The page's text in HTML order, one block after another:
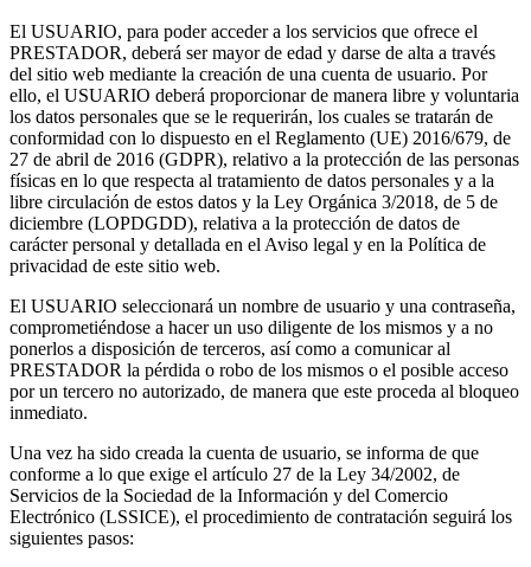
El USUARIO, para poder acceder a los servicios que ofrece el
PRESTADOR, deberá ser mayor de edad y darse de alta a través
del sitio web mediante la creación de una cuenta de usuario. Por
ello, el USUARIO deberá proporcionar de manera libre y voluntaria
los datos personales que se le requerirán, los cuales se tratarán de
conformidad con lo dispuesto en el Reglamento (UE) 2016/679, de
27 de abril de 2016 (GDPR), relativo a la protección de las personas
físicas en lo que respecta al tratamiento de datos personales y a la
libre circulación de estos datos y la Ley Orgánica 3/2018, de 5 de
diciembre (LOPDGDD), relativa a la protección de datos de
carácter personal y detallada en el Aviso legal y en la Política de
privacidad de este sitio web.
El USUARIO seleccionará un nombre de usuario y una contraseña,
comprometiéndose a hacer un uso diligente de los mismos y a no
ponerlos a disposición de terceros, así como a comunicar al
PRESTADOR la pérdida o robo de los mismos o el posible acceso
por un tercero no autorizado, de manera que este proceda al bloqueo
inmediato.
Una vez ha sido creada la cuenta de usuario, se informa de que
conforme a lo que exige el artículo 27 de la Ley 34/2002, de
Servicios de la Sociedad de la Información y del Comercio
Electrónico (LSSICE), el procedimiento de contratación seguirá los
siguientes pasos: